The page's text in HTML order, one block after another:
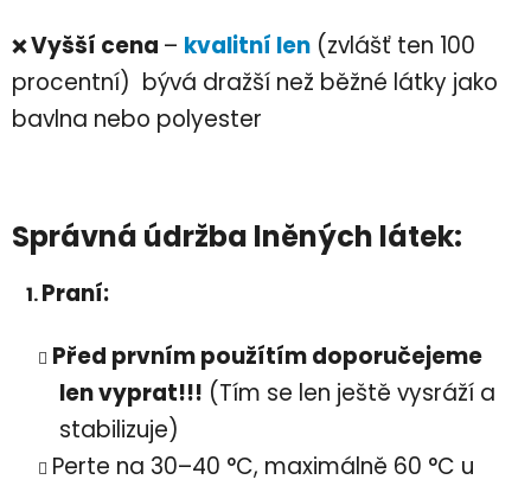
❌Vyšší cena – kvalitní len (zvlášť ten 100
procentní) bývá dražší než běžné látky jako
bavlna nebo polyester
Správná údržba lněných látek:
1.Praní:
Před prvním použítím doporučejeme
len vyprat!!! (Tím se len ještě vysráží a
stabilizuje)
Perte na 30–40 °C, maximálně 60 °C u